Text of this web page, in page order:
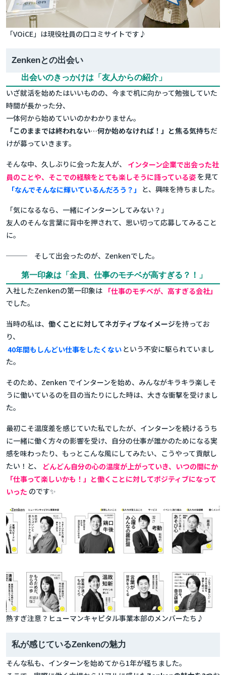
「VOiCE」は現役社員の口コミサイトです♪
Zenkenとの出会い
出会いのきっかけは「友人からの紹介」
いざ就活を始めたはいいものの、今まで机に向かって勉強していた
時間が長かった分、
一体何から始めていいのかわかりません。
「このままでは終われない…何か始めなければ！」と焦る気持ちだ
けが募っていきます。
そんな中、久しぶりに会った友人が、
インターン企業で出会った社
員のことや、そこでの経験をとても楽しそうに語っている姿 を見て
「なんでそんなに輝いているんだろう？」
と、興味を持ちました。
「気になるなら、一緒にインターンしてみない？」
友人のそんな言葉に背中を押されて、思い切って応募してみること
に。
─── そして出会ったのが、Zenkenでした。
第一印象は「全員、仕事のモチベが高すぎる？！」
入社したZenkenの第一印象は 「仕事のモチベが、高すぎる会社」
でした。
当時の私は、 働くことに対してネガティブなイメージを持ってお
り、
40年間もしんどい仕事をしたくない という不安に駆られていまし
た。
そのため、Zenken でインターンを始め、みんながキラキラ楽しそ
うに働いているのを目の当たりにした時は、大きな衝撃を受けまし
た。
最初こそ温度差を感じていた私でしたが、インターンを続けるうち
に一緒に働く方々の影響を受け、自分の仕事が誰かのためになる実
感を味わったり、もっとこんな風にしてみたい、こうやって貢献し
たい！と、
どんどん自分の心の温度が上がっていき、いつの間にか
「仕事って楽しいかも！」と働くことに対してポジティブになって
いった のです✨
熱すぎ注意？ヒューマンキャピタル事業本部のメンバーたち♪
私が感じているZenkenの魅力
そんな私も、インターンを始めてから1年が経ちました。